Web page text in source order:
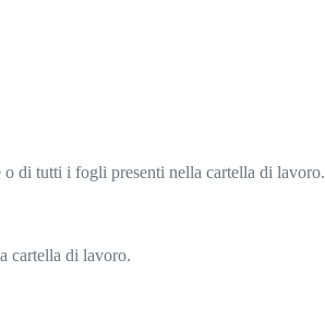
di tutti i fogli presenti nella cartella di lavoro.
cartella di lavoro.